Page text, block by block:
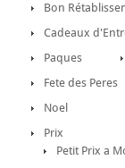
Bon
Cadeaux
Paques
Fete des Peres
Noel
Prix
Petit Prix a